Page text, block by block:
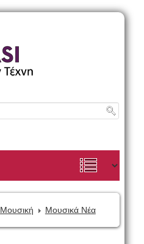
Μουσική Μουσικά Νέα